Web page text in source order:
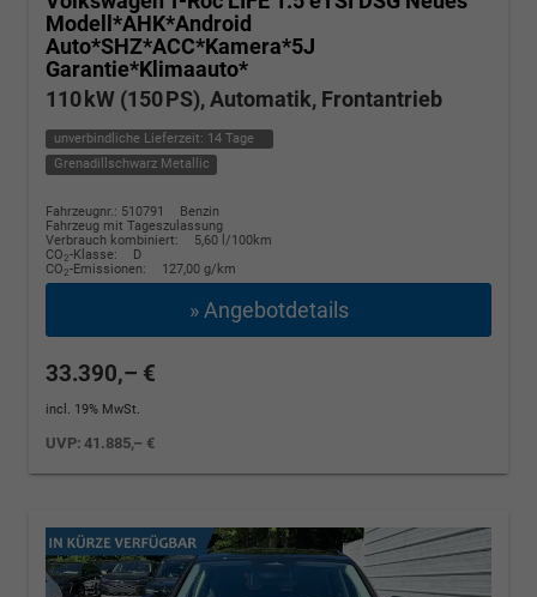
Modell*AHK*Android
Auto*SHZ*ACC*Kamera*5J
Garantie*Klimaauto*
110 kW (150 PS), Automatik, Frontantrieb
unverbindliche Lieferzeit: 14 Tage
Grenadillschwarz Metallic
Fahrzeugnr.: 510791
Benzin
Fahrzeug mit Tageszulassung
Verbrauch kombiniert:
5,60 l/100km
CO2-Klasse:
D
CO2-Emissionen: 127,00 g/km
» Angebotdetails
33.390,– €
incl. 19% MwSt.
UVP:41.885,– €